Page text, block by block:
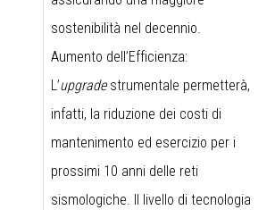
sostenibilità nel decennio.
Aumento dell’Efficienza:
L’upgradestrumentale permetterà,
infatti, la riduzione dei costi di
mantenimento ed esercizio per i
prossimi 10 anni delle reti
sismologiche. Il livello di tecnologia